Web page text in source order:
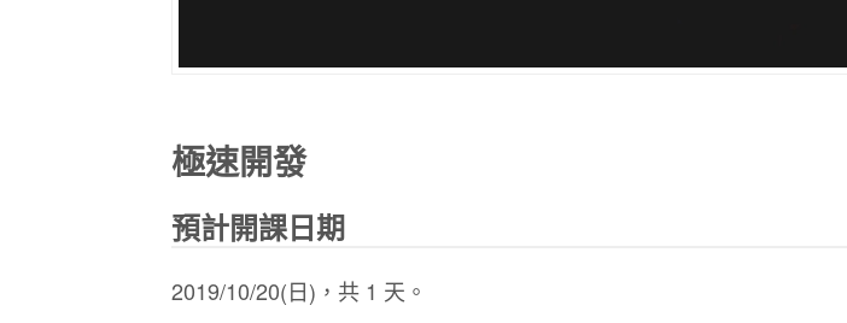
極速開發
預計開課日期
2019/10/20(日)，共 1 天。